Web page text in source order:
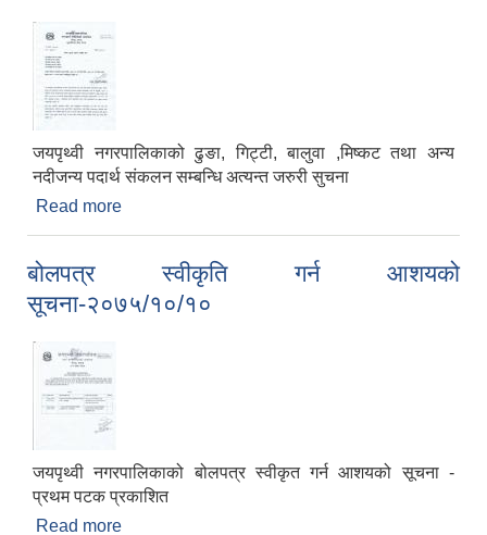
जयपृथ्वी नगरपालिकाको ढुङा, गिट्टी, बालुवा ,मिष्कट तथा अन्य
नदीजन्य पदार्थ संकलन सम्बन्धि अत्यन्त जरुरी सुचना
Read more
बोलपत्र स्वीकृति गर्न आशयको
सूचना-२०७५/१०/१०
जयपृथ्वी नगरपालिकाको बोलपत्र स्वीकृत गर्न आशयको सूचना -
प्रथम पटक प्रकाशित
Read more